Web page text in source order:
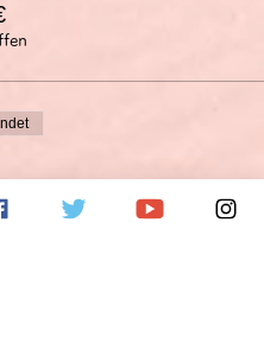
語お話し会回数券 8